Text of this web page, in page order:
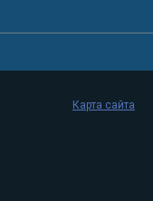
Карта сайта